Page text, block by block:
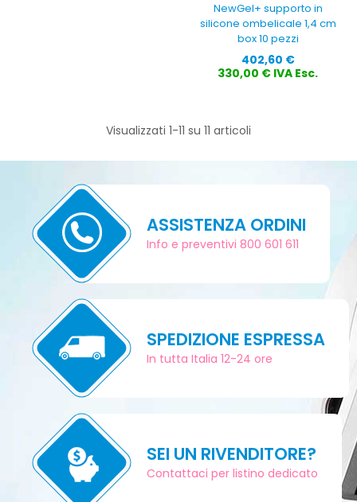
NewGel+ supporto in
silicone ombelicale 1,4 cm
box 10 pezzi
Prezzo
402,60 €
330,00 € IVA Esc.
Visualizzati 1-11 su 11 articoli
ASSISTENZA ORDINI
Info e preventivi 800 601 611
SPEDIZIONE ESPRESSA
In tutta Italia 12-24 ore
SEI UN RIVENDITORE?
Contattaci per listino dedicato